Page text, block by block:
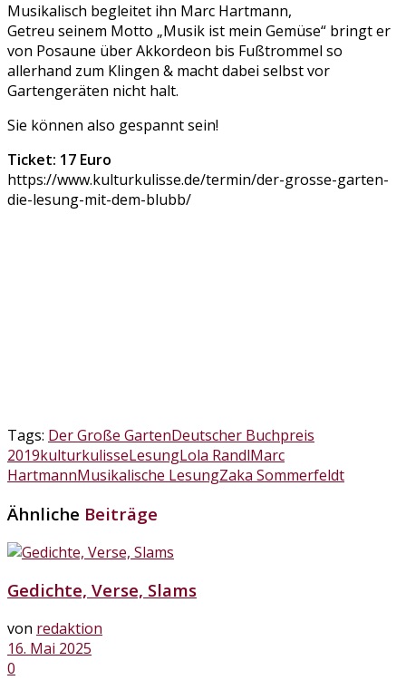
Musikalisch begleitet ihn Marc Hartmann,
Getreu seinem Motto „Musik ist mein Gemüse“ bringt er
von Posaune über Akkordeon bis Fußtrommel so
allerhand zum Klingen & macht dabei selbst vor
Gartengeräten nicht halt.
Sie können also gespannt sein!
Ticket: 17 Euro
https://www.kulturkulisse.de/termin/der-grosse-garten-
die-lesung-mit-dem-blubb/
Tags: Der Große GartenDeutscher Buchpreis
2019kulturkulisseLesungLola RandlMarc
HartmannMusikalische LesungZaka Sommerfeldt
Ähnliche Beiträge
Gedichte, Verse, Slams
von redaktion
16. Mai 2025
0